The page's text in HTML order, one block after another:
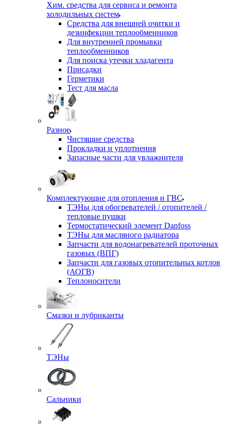
Хим. средства для сервиса и ремонта
холодильных систем
Средства для внешней очитки и
дезинфекции теплообменников
Для внутренней промывки
теплообменников
Для поиска утечки хладагента
Присадки
Герметики
Тест для масла
Разное
Чистящие средства
Прокладки и уплотнения
Запасные части для увлажнителя
Комплектующие для отопления и ГВС
ТЭНы для обогревателей / отопителей /
тепловые пушки
Термостатический элемент Danfoss
ТЭНы для масляного радиатора
Запчасти для водонагревателей проточных
газовых (ВПГ)
Запчасти для газовых отопительных котлов
(АОГВ)
Теплоносители
Смазки и лубриканты
ТЭНы
Сальники